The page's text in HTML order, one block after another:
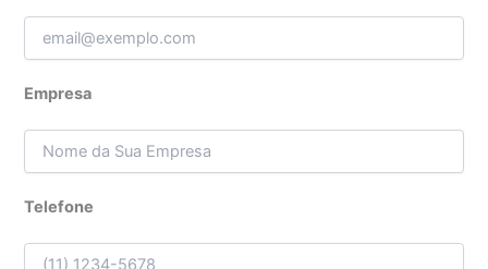
Empresa
Telefone